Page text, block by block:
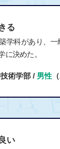
る
学科があり、
に決めた。
術学部 / 男性
い